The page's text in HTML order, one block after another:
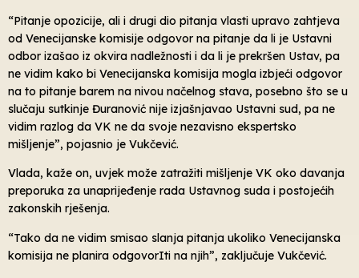
“Pitanje opozicije, ali i drugi dio pitanja vlasti upravo zahtjeva
od Venecijanske komisije odgovor na pitanje da li je Ustavni
odbor izašao iz okvira nadležnosti i da li je prekršen Ustav, pa
ne vidim kako bi Venecijanska komisija mogla izbjeći odgovor
na to pitanje barem na nivou načelnog stava, posebno što se u
slučaju sutkinje Đuranović nije izjašnjavao Ustavni sud, pa ne
vidim razlog da VK ne da svoje nezavisno ekspertsko
mišljenje”, pojasnio je Vukčević.
Vlada, kaže on, uvjek može zatražiti mišljenje VK oko davanja
preporuka za unaprijeđenje rada Ustavnog suda i postojećih
zakonskih rješenja.
“Tako da ne vidim smisao slanja pitanja ukoliko Venecijanska
komisija ne planira odgovorIti na njih”, zaključuje Vukčević.